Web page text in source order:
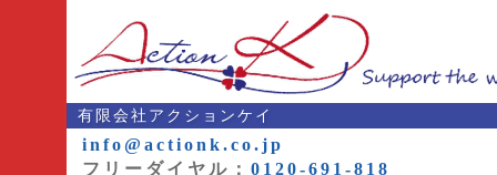
有限会社アクションケイ
info@actionk.co.jp
フリーダイヤル： 0120-691-818